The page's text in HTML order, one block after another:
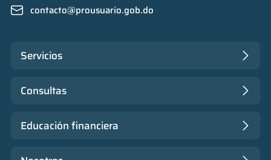
contacto@prousuario.gob.do
Servicios
Consultas
Educación financiera